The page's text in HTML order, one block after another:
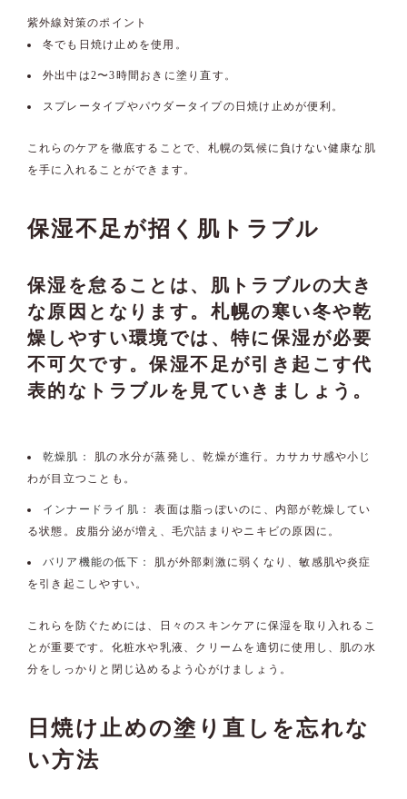
紫外線対策のポイント
冬でも日焼け止めを使用。
外出中は2〜3時間おきに塗り直す。
スプレータイプやパウダータイプの日焼け止めが便利。
これらのケアを徹底することで、札幌の気候に負けない健康な肌
を手に入れることができます。
保湿不足が招く肌トラブル
保湿を怠ることは、肌トラブルの大き
な原因となります。札幌の寒い冬や乾
燥しやすい環境では、特に保湿が必要
不可欠です。保湿不足が引き起こす代
表的なトラブルを見ていきましょう。
乾燥肌：
肌の水分が蒸発し、乾燥が進行。カサカサ感や小じ
わが目立つことも。
インナードライ肌：
表面は脂っぽいのに、内部が乾燥してい
る状態。皮脂分泌が増え、毛穴詰まりやニキビの原因に。
バリア機能の低下：
肌が外部刺激に弱くなり、敏感肌や炎症
を引き起こしやすい。
これらを防ぐためには、日々のスキンケアに保湿を取り入れるこ
とが重要です。化粧水や乳液、クリームを適切に使用し、肌の水
分をしっかりと閉じ込めるよう心がけましょう。
日焼け止めの塗り直しを忘れな
い方法